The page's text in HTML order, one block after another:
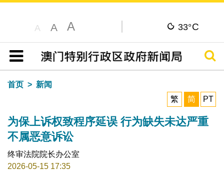
A A A 33°C
目录
搜寻
首页
新闻
繁
简 PT
为保上诉权致程序延误 行为缺失未达严重
不属恶意诉讼
终审法院院长办公室
2026-05-15 17:35